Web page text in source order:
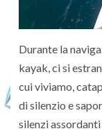
Durante la
kayak, ci si
cui viviamo,
di silenzio e
silenzi